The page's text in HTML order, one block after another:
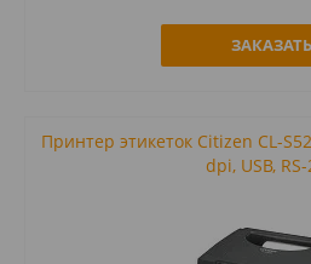
ЗАКАЗАТЬ
Принтер этикеток Citizen CL-
dpi, USB,